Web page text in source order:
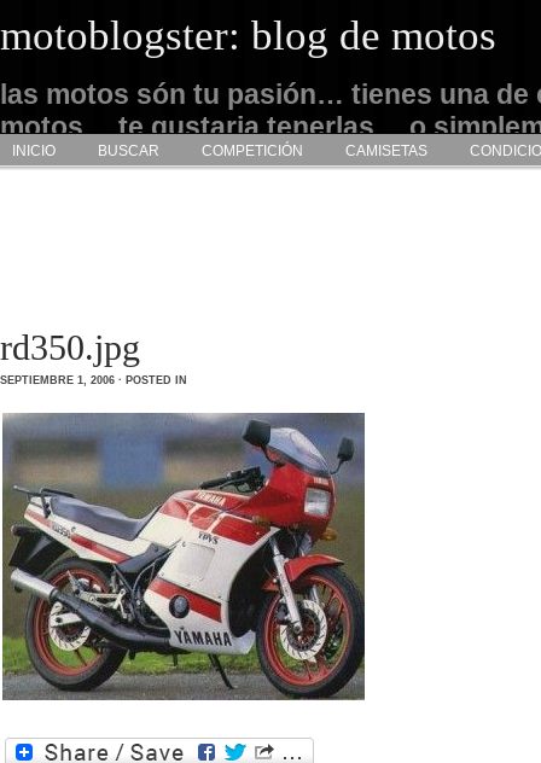
motoblogster: blog de motos
las motos són tu pasión… tienes una de
motos… te gustaria tenerlas… o
admirarlas… este es tu sitio
INICIO BUSCAR COMPETICIÓN CAMISETAS
rd350.jpg
SEPTIEMBRE 1, 2006 · POSTED IN